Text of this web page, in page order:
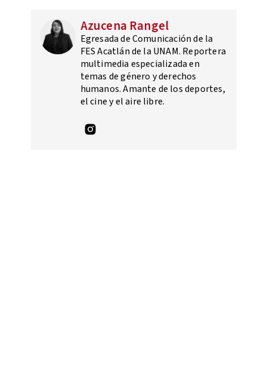
Azucena Rangel
Egresada de Comunicación de la
FES Acatlán de la UNAM. Reportera
multimedia especializada en
temas de género y derechos
humanos. Amante de los deportes,
el cine y el aire libre.